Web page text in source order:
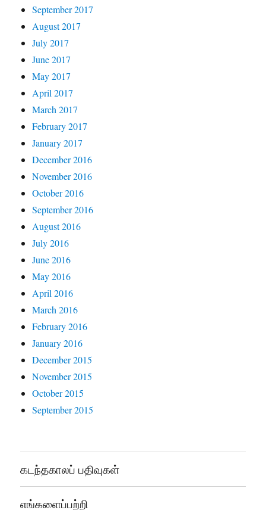
September 2017
August 2017
July 2017
June 2017
May 2017
April 2017
March 2017
February 2017
January 2017
December 2016
November 2016
October 2016
September 2016
August 2016
July 2016
June 2016
May 2016
April 2016
March 2016
February 2016
January 2016
December 2015
November 2015
October 2015
September 2015
கடந்தகாலப் பதிவுகள்
எங்களைப்பற்றி